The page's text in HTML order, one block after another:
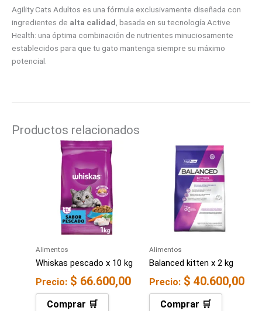
Agility Cats Adultos es una fórmula exclusivamente diseñada con
ingredientes de alta calidad , basada en su tecnología Active
Health: una óptima combinación de nutrientes minuciosamente
establecidos para que tu gato mantenga siempre su máximo
potencial.
Productos relacionados
Alimentos
Whiskas pescado x 10 kg
Precio: $ 66.600,00
Comprar 🛒
Alimentos
Balanced kitten x 2 kg
Precio: $ 40.600,00
Comprar 🛒